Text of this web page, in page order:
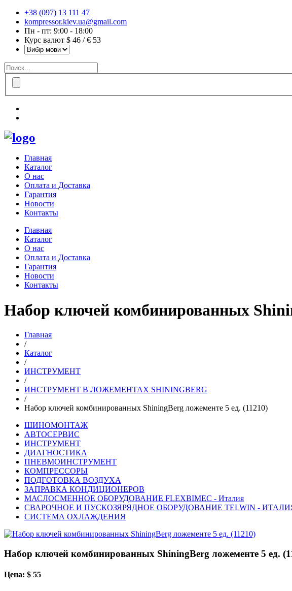
+38 (097) 13 111 47
kompressor.kiev.ua@gmail.com
Пн - пт: 9:00 - 18:00
Курс валют $ 46 / € 53
Главная
Каталог
О нас
Оплата и Доставка
Гарантия
Новости
Контакты
Главная
Каталог
О нас
Оплата и Доставка
Гарантия
Новости
Контакты
Набор ключей комбинированных
Главная
/
Каталог
/
ИНСТРУМЕНТ
/
ИНСТРУМЕНТ В ЛОЖЕМЕНТАХ SHININGBERG
/
Набор ключей комбинированных ShiningBerg ложементе 5 ед. (11210)
ШИНОМОНТАЖ
АВТОСЕРВИС
ИНСТРУМЕНТ
ДИАГНОСТИКА
ПНЕВМОИНСТРУМЕНТ
КОМПРЕССОРЫ
ПОДГОТОВКА ВОЗДУХА
ЗАПРАВКА КОНДИЦИОНЕРОВ
МАСЛОСМЕННОЕ ОБОРУДОВАНИЕ FLEXBIMEC - Италия
СВАРОЧНОЕ И ПУСКОЗЯРЯДНОЕ ОБОРУДОВАНИЕ TELWIN -
СИСТЕМА ОХЛАЖДЕНИЯ
Набор ключей комбинированных ShiningBerg ложементе 5 ед.
Цена: $ 55